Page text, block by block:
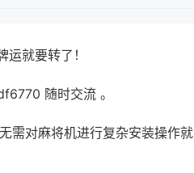
就要转了！
随时交流 。
需对麻将机进行复杂安装操作就